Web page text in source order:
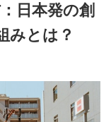
日本発の創
みとは？